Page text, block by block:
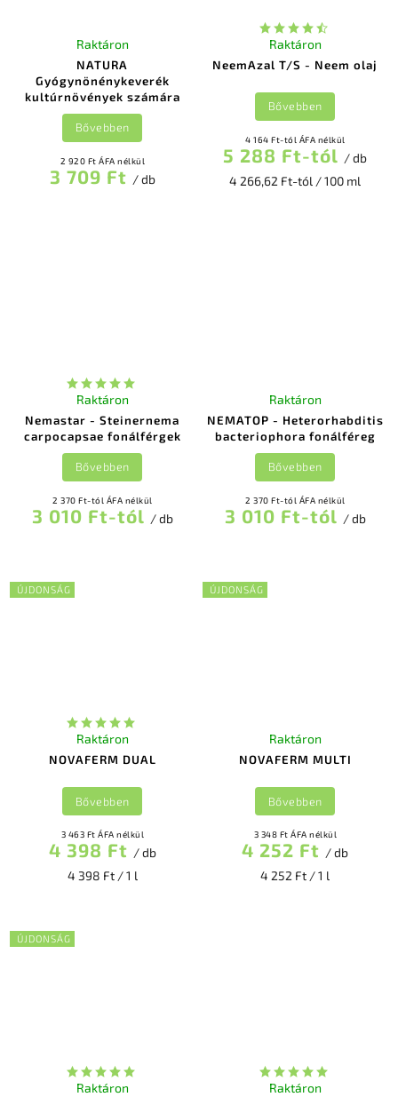
NATURA
Gyógynönénykeverék
kultúrnövények számára
Raktáron
2 920 Ft ÁFA nélkül
3 709 Ft / db
Bővebben
NeemAzal T/S - Neem olaj
Raktáron
4 164 Ft-tól ÁFA nélkül
5 288 Ft-tól / db
4 266,62 Ft-tól / 100 ml
Bővebben
Nemastar - Steinernema
carpocapsae fonálférgek
Raktáron
2 370 Ft-tól ÁFA nélkül
3 010 Ft-tól / db
Bővebben
NEMATOP - Heterorhabditis
bacteriophora fonálféreg
Raktáron
2 370 Ft-tól ÁFA nélkül
3 010 Ft-tól / db
Bővebben
ÚJDONSÁG
NOVAFERM DUAL
Raktáron
3 463 Ft ÁFA nélkül
4 398 Ft / db
4 398 Ft / 1 l
Bővebben
ÚJDONSÁG
NOVAFERM MULTI
Raktáron
3 348 Ft ÁFA nélkül
4 252 Ft / db
4 252 Ft / 1 l
Bővebben
ÚJDONSÁG
Raktáron Raktáron